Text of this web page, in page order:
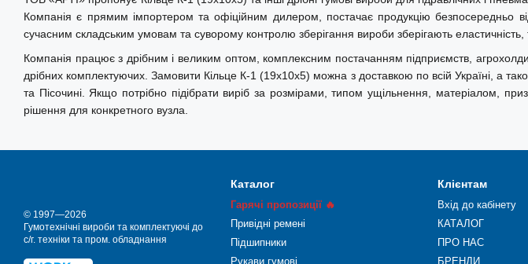
Компанія є прямим імпортером та офіційним дилером, постачає продукцію безпосередньо
сучасним складським умовам та суворому контролю зберігання вироби зберігають еластичність,
Компанія працює з дрібним і великим оптом, комплексним постачанням підприємств,
дрібних комплектуючих. Замовити Кільце К-1 (19х10х5) можна з доставкою по всій Україні, а
та Пісочині. Якщо потрібно підібрати виріб за розмірами, типом ущільнення, матеріалом,
рішення для конкретного вузла.
© 1997—2026
Гумотехнічні вироби та комплектуючі до
с/г. техніки та пром. обладнання
Каталог
Гарячі пропозиції 🔥
Привідні ремені
Підшипники
Рукави гумові
Клієнтам
Вхід до кабінету
КАТАЛОГ
ПРО НАС
БРЕНДИ